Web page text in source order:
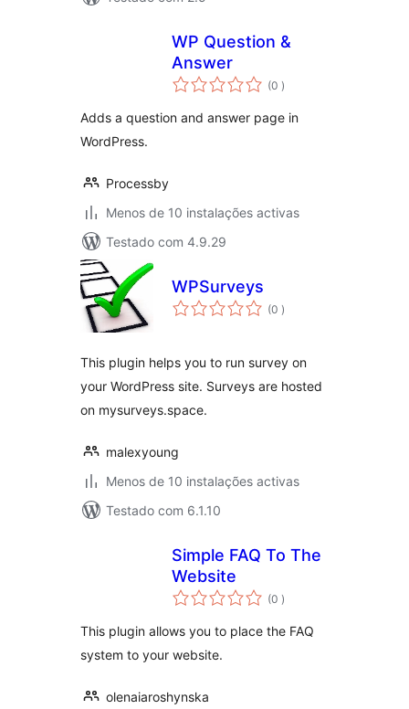
WP Question &
Answer
(0 classificações
)
Adds a question and answer page in
WordPress.
Processby
Menos de 10 instalações activas
Testado com 4.9.29
WPSurveys
(0 classificações
)
This plugin helps you to run survey on
your WordPress site. Surveys are hosted
on mysurveys.space.
malexyoung
Menos de 10 instalações activas
Testado com 6.1.10
Simple FAQ To The
Website
(0 classificações
)
This plugin allows you to place the FAQ
system to your website.
olenaiaroshynska